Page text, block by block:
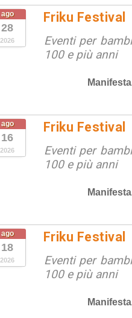
ago
28
2026
Friku Festival
Eventi per
100 e più anni
ago
16
2026
Friku Festival
Eventi per
100 e più anni
ago
18
2026
Friku Festival
Eventi per
100 e più anni